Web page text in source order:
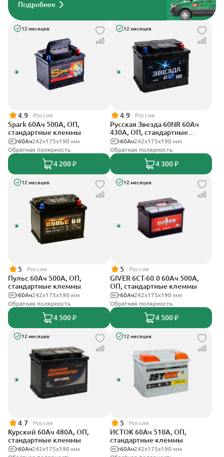
Подробнее
12 месяцев
4.9 Россия
Spark 60Ач 500А, ОП,
стандартные клеммы
242х175х190 мм
60Ач
Обратная полярность
4 200 ₽
12 месяцев
4.9 Россия
Русская Звезда 60NR 60Ач
430А, ОП, стандартные
клеммы242x175x190 мм
60Ач
Обратная полярность
4 300 ₽
12 месяцев
5 Россия
Пульс 60Ач 500А, ОП,
стандартные клеммы
242x175x190 мм
60Ач
Обратная полярность
4 500 ₽
12 месяцев
5 Россия
GIVER 6СТ-60.0 60Ач 500А,
ОП, стандартные клеммы
242х175х190 мм
60Ач
Обратная полярность
4 500 ₽
12 месяцев
4.7 Россия
Курский 60Ач 480А, ОП,
стандартные клеммы
242x175x190 мм
60Ач
12 месяцев
5 Россия
ИСТОК 60Ач 510А, ОП,
стандартные клеммы
242x175x190 мм
60Ач